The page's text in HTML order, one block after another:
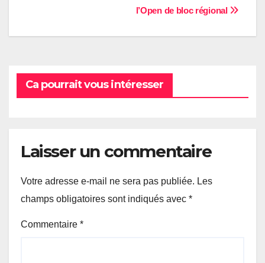
l’Open de bloc régional
Ca pourrait vous intéresser
Laisser un commentaire
Votre adresse e-mail ne sera pas publiée. Les
champs obligatoires sont indiqués avec *
Commentaire *